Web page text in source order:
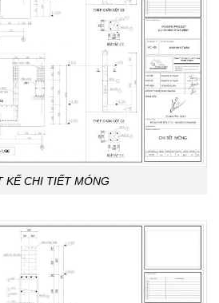
KẾ CHI TIẾT MÓNG